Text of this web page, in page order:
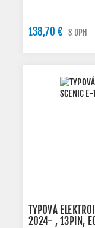
138,70 € S DPH
TYPOVÁ
2024- , 13PIN,